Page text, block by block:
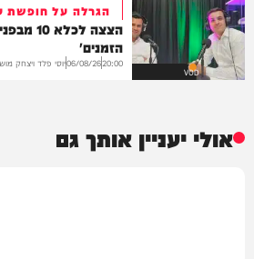
VOD
הגרלה על חופשת
הצצה
הזמנים'
20:00
06/08/26יוסי פלד ויצחק
אולי יעניין אותך גם